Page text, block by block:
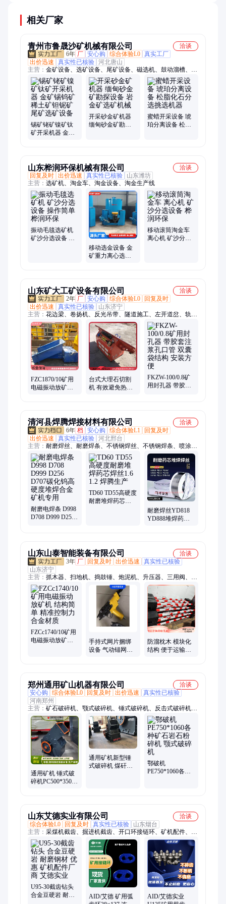
相关厂家
青州市鲁晟沙矿机械有限公司
洽谈
6年 厂 安心购 综合体验L0 真实工厂
出价迅速
真实性已核验 河北唐山
主营： 金矿设备、选矿设备、尾矿设备、磁选机、鼓动溜槽、蠕
动溜槽、跳汰机、离心机、挖沙船、洗沙机、制砂机、破碎机、
球磨机
锡矿铑矿镍矿钛
矿开采机器 金矿
开采砂金矿机器
缅甸砂金矿勘探
蜜蜡开采设备 琥
珀分离设备 松脂
山东桦润环保机械有限公司
洽谈
回复及时 出价迅速 真实性已核验
山东潍坊
主营： 选矿机、淘金车、淘金设备、淘金生产线
振动毛毯选矿机
矿沙分选设备 操
移动选金设备 金
矿重力离心选矿
移动滚筒淘金车
离心机 矿沙分选
山东矿大工矿设备有限公司
洽谈
2年 厂 安心购 综合体验L0
回复及时
出价迅速
真实性已核验
山东济宁
主营： 花边梁、卷扬机、反光吊带、隧道施工、左开道岔、轨道
接头、双钩链条、吊车垫木、支架液压枪、喇叭包胶辊、矿用自
救器、弹簧扳道器、轨道防腐枕木、单体支柱柱帽、自救一体装
置、单体支柱升柱器、液压支柱防倒带、紧急避险安全门、无压
风门、托辊、防火栅栏两用门、避难硐室门
FZC1870/10矿用
电磁振动放矿机
台式大理石切割
机 有效避免热变
FKZW-100/0.8矿
用封孔器 带胶套
清河县焊腾焊接材料有限公司
洽谈
6年 档 安心购 综合体验L1
回复及时
出价迅速
真实性已核验 河北邢台
主营： 耐磨焊丝、耐磨焊条、不锈钢焊丝、不锈钢焊条、喷涂焊
丝、铝焊丝、银焊条、镍基焊丝、铸铁焊条、药芯焊丝、堆焊焊
丝、碳化钨堆焊条
耐磨电焊条 D998
D708 D999 D256
TD60 TD55高硬度
耐磨堆焊药芯焊
耐磨焊丝YD818
YD888堆焊药芯
山东山泰智能装备有限公司
洽谈
3年 厂 回复及时 出价迅速
真实性已核验
山东济宁
主营： 抓木器、扫地机、捣鼓锤、炮泥机、升压器、三用阀、马
弗炉、减速机、配电箱、测量仪、除雪机、封孔器、粉碎机、轨
道杆、动葫芦、化线机、钻孔机、直道机、挖泥船、取样器、切
条机、鱼尾板、卷绳器、凿岩机、取样机
FZCc1740/10矿用
电磁振动放矿机
手持式网片捆绑
设备 气动锚网连
防溜枕木 模块化
结构 便于运输与
郑州通用矿山机器有限公司
洽谈
安心购
综合体验L0 回复及时 出价迅速
真实性已核验
河南郑州
主营： 矿石破碎机、颚式破碎机、锤式破碎机、反击式破碎机、
对辊破碎机、齿辊破碎机、颚破、锤破、对辊破、反击破、制砂
机、圆锥破、移动破碎机、液压圆锥破碎机、石子破碎生产线、
破碎制砂生产线
通用矿机 锤式破
碎机PC500*350
通用矿机新型锤
式破碎机 煤矸石
鄂破机
PE750*1060各种
山东艾德实业有限公司
洽谈
综合体验L0
回复及时 真实性已核验
山东烟台
主营： 采煤机截齿、掘进机截齿、开口环接链环、矿机配件、扁
平环接链环、掘锚机截齿、截齿齿座、截齿齿套卡簧、锯齿环接
链环、马蹄环接链环、旋挖齿截齿、无火花截齿、链接环、采煤
齿、接链环、立式接链环、截齿钻头、平环接链环、扁平接链
环、刀型截齿、镐型截齿、弧齿环接链环、U135掘进机截齿、
U95采煤机截齿、硬岩截齿、煤矿截齿
U95-30截齿钻头
合金豆硬岩 耐磨
AID/艾德 矿用弧
AID/艾德实业